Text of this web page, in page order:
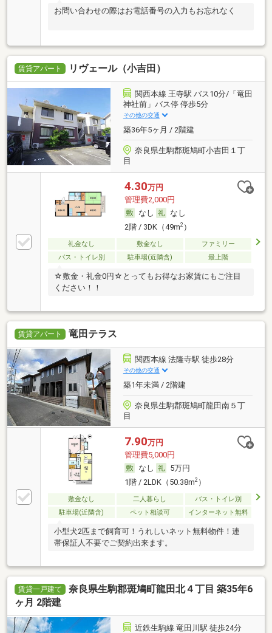
お問い合わせの際はお電話番号の入力もお忘れなく
賃貸アパート リヴェール（小吉田）
関西本線 王寺駅 バス10分/「竜田
神社前」バス停 停歩5分
その他の交通
築36年5ヶ月 / 2階建
奈良県生駒郡斑鳩町小吉田１丁
目
4.30万円
管理費2,000円
なし
なし
2階 / 3DK（49m2）
礼金なし 敷金なし
ファミリー
バス・トイレ別
駐車場(近隣含) 最上階
☆敷金・礼金0円☆とってもお得なお家賃にもご注目
ください！！
賃貸アパート 竜田テラス
関西本線 法隆寺駅 徒歩28分
その他の交通
築1年未満 / 2階建
奈良県生駒郡斑鳩町龍田南５丁
目
7.90万円
管理費5,000円
なし
5万円
1階 / 2LDK（50.38m2）
敷金なし 二人暮らし
バス・トイレ別
駐車場(近隣含)
ペット相談可 インターネット無料
小型犬2匹まで飼育可！うれしいネット無料物件！連
帯保証人不要でご契約出来ます。
賃貸一戸建て
奈良県生駒郡斑鳩町龍田北４丁目 築35年6
ヶ月 2階建
近鉄生駒線 竜田川駅 徒歩24分